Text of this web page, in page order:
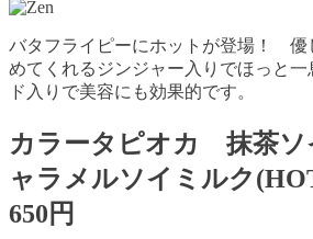
バタフライピーにホットが登場！ 優
めてくれるジンジャー入りでほっと
ド入りで美容にも効果的です。
カラータピオカ 抹茶ソ
ャラメルソイミルク
650円